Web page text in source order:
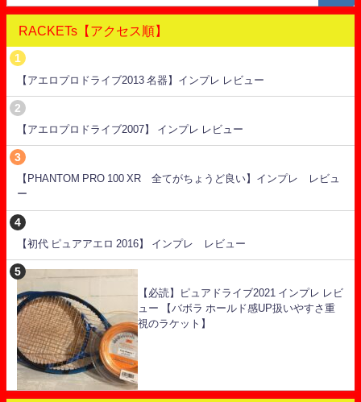
RACKETs【アクセス順】
【アエロプロドライブ2013 名器】インプレ レビュー
【アエロプロドライブ2007】 インプレ レビュー
【PHANTOM PRO 100 XR 全てがちょうど良い】インプレ レビュ
ー
【初代 ピュアアエロ 2016】 インプレ レビュー
【必読】ピュアドライブ2021 インプレ レビ
ュー 【バボラ ホールド感UP扱いやすさ重
視のラケット】